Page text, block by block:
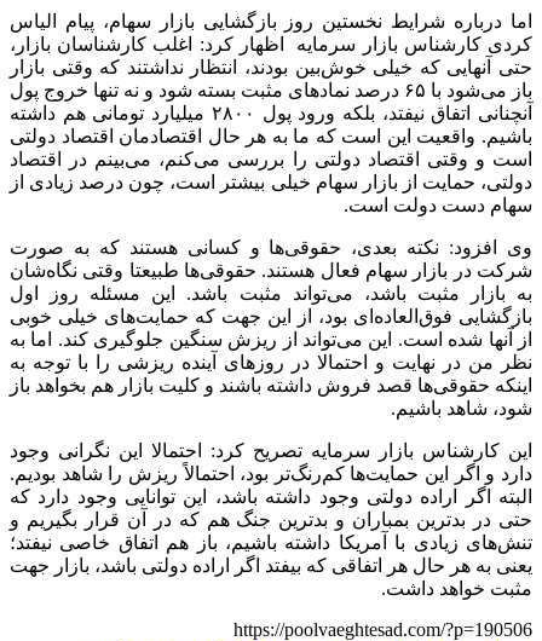
اما درباره شرایط نخستین روز بازگشایی بازار سهام، پیام الیاس
کردی کارشناس بازار سرمایه اظهار کرد: اغلب کارشناسان بازار،
حتی آنهایی که خیلی خوش‌بین بودند، انتظار نداشتند که وقتی بازار
باز می‌شود با ۶۵ درصد نماد‌های مثبت بسته شود و نه تنها خروج پول
آنچنانی اتفاق نیفتد، بلکه ورود پول ۲۸۰۰ میلیارد تومانی هم داشته
باشیم. واقعیت این است که ما به هر حال اقتصادمان اقتصاد دولتی
است و وقتی اقتصاد دولتی را بررسی می‌کنم، می‌بینم در اقتصاد
دولتی، حمایت از بازار سهام خیلی بیشتر است، چون درصد زیادی از
سهام دست دولت است.
وی افزود: نکته بعدی، حقوقی‌ها و کسانی هستند که به صورت
شرکت در بازار سهام فعال هستند. حقوقی‌ها طبیعتا وقتی نگاه‌شان
به بازار مثبت باشد، می‌تواند مثبت باشد. این مسئله روز اول
بازگشایی فوق‌العاده‌ای بود، از این جهت که حمایت‌های خیلی خوبی
از آنها شده است. این می‌تواند از ریزش سنگین جلوگیری کند. اما به
نظر من در نهایت و احتمالا در روز‌های آینده ریزشی را با توجه به
اینکه حقوقی‌ها قصد فروش داشته باشند و کلیت بازار هم بخواهد باز
شود، شاهد باشیم.
این کارشناس بازار سرمایه تصریح کرد: احتمالا این نگرانی وجود
دارد و اگر این حمایت‌ها کم‌رنگ‌تر بود، احتمالاً ریزش را شاهد بودیم.
البته اگر اراده دولتی وجود داشته باشد، این توانایی وجود دارد که
حتی در بدترین بمباران و بدترین جنگ هم که در آن قرار بگیریم و
تنش‌های زیادی با آمریکا داشته باشیم، باز هم اتفاق خاصی نیفتد؛
یعنی به هر حال هر اتفاقی که بیفتد اگر اراده دولتی باشد، بازار جهت
مثبت خواهد داشت.
https://poolvaeghtesad.com/?p=190506